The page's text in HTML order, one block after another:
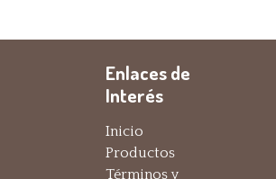
Enlaces de
Interés
Inicio
Productos
Términos y